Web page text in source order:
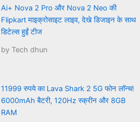
Ai+ Nova 2 Pro और Nova 2 Neo की
Flipkart माइक्रोसाइट लाइव, देखे डिजाइन के साथ
डिटेल्स हुईं टीज
by Tech dhun
11999 रुपये का Lava Shark 2 5G फोन लॉन्च!
6000mAh बैटरी, 120Hz स्क्रीन और 8GB
RAM